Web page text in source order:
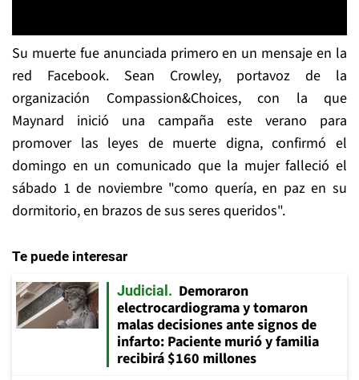
Su muerte fue anunciada primero en un mensaje en la
red Facebook. Sean Crowley, portavoz de la
organización Compassion&Choices, con la que
Maynard inició una campaña este verano para
promover las leyes de muerte digna, confirmó el
domingo en un comunicado que la mujer falleció el
sábado 1 de noviembre "como quería, en paz en su
dormitorio, en brazos de sus seres queridos".
Te puede interesar
Judicial
Demoraron
electrocardiograma y tomaron
malas decisiones ante signos de
infarto: Paciente murió y familia
recibirá $160 millones